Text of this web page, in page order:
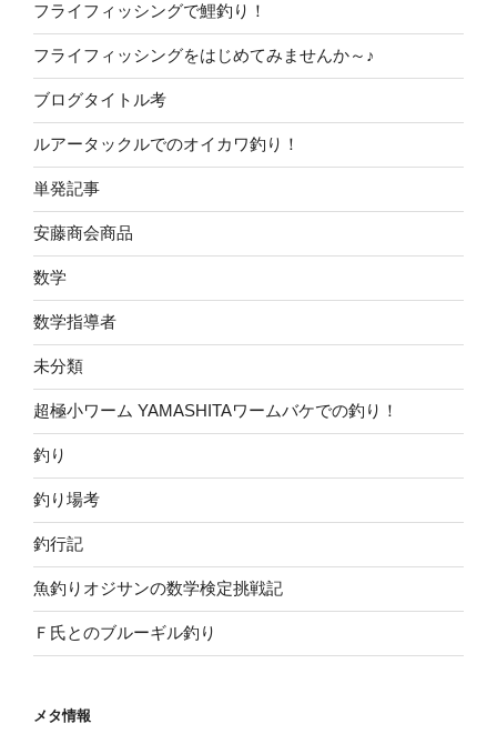
フライフィッシングで鯉釣り！
フライフィッシングをはじめてみませんか～♪
ブログタイトル考
ルアータックルでのオイカワ釣り！
単発記事
安藤商会商品
数学
数学指導者
未分類
超極小ワーム YAMASHITAワームバケでの釣り！
釣り
釣り場考
釣行記
魚釣りオジサンの数学検定挑戦記
Ｆ氏とのブルーギル釣り
メタ情報